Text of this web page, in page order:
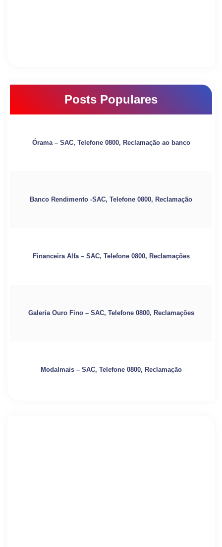
Posts Populares
Órama – SAC, Telefone 0800, Reclamação ao banco
Banco Rendimento -SAC, Telefone 0800, Reclamação
Financeira Alfa – SAC, Telefone 0800, Reclamações
Galeria Ouro Fino – SAC, Telefone 0800, Reclamações
Modalmais – SAC, Telefone 0800, Reclamação